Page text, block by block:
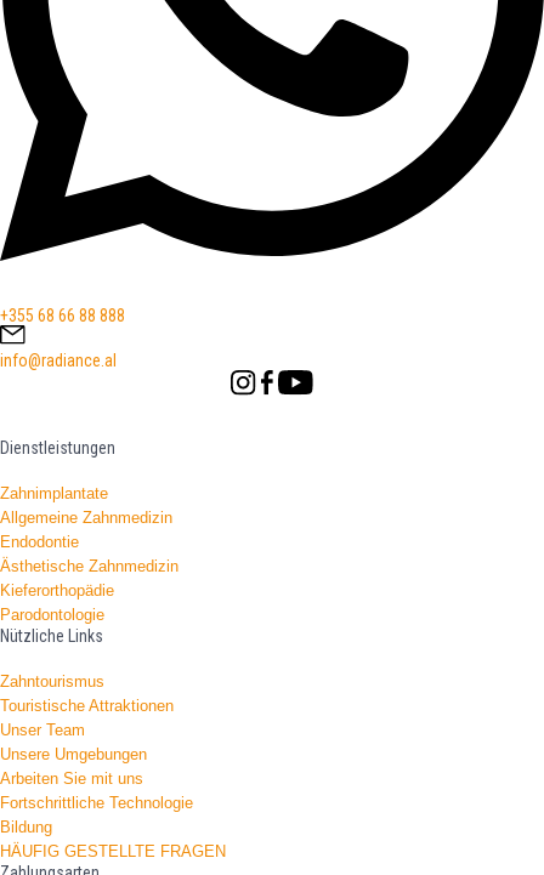
+355 68 66 88 888
info@radiance.al
Dienstleistungen
Zahnimplantate
Allgemeine Zahnmedizin
Endodontie
Ästhetische Zahnmedizin
Kieferorthopädie
Parodontologie
Nützliche Links
Zahntourismus
Touristische Attraktionen
Unser Team
Unsere Umgebungen
Arbeiten Sie mit uns
Fortschrittliche Technologie
Bildung
HÄUFIG GESTELLTE FRAGEN